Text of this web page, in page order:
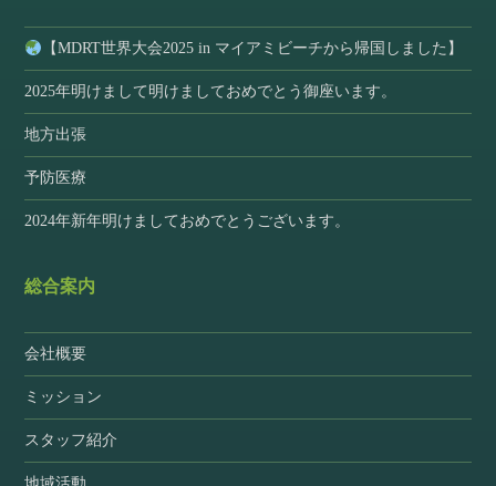
【MDRT世界大会2025 in マイアミビーチから帰国しました】
2025年明けまして明けましておめでとう御座います。
地方出張
予防医療
2024年新年明けましておめでとうございます。
総合案内
会社概要
ミッション
スタッフ紹介